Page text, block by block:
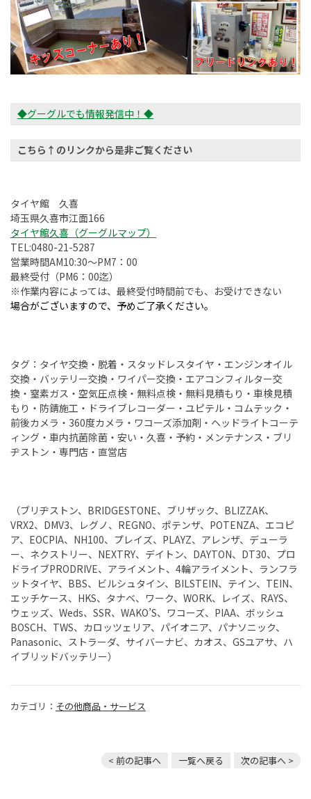
◆グーグルでも情報発信中！◆
こちら↑のリンクから是非ご覧ください
タイヤ館 久喜
埼玉県久喜市江面166
タイヤ館久喜（グーグルマップ）
TEL:0480-21-5287
営業時間AM10:30～PM7：00
最終受付（PM6：00迄）
※作業内容によっては、最終受付時間前でも、お受けできない
場合がございますので、予めご了承ください。
タグ：タイヤ交換・脱着・スタッドレスタイヤ・エンジンオイル
交換・バッテリー交換・ワイパー交換・エアコンフィルター交
換・窒素ガス・空気圧点検・無料点検・無料見積もり・車検見積
もり・防錆施工・ドライブレコーダー・ユピテル・コムテック・
前後カメラ・360度カメラ・ワコーズ添加剤・ヘッドライトコーテ
ィング・車内抗菌除菌・安い・久喜・予約・メンテナンス・ブリ
ヂストン・専門店・直営店
（ブリヂストン、BRIDGESTONE、ブリザック、BLIZZAK、
VRX2、DMV3、レグノ、REGNO、ポテンザ、POTENZA、エコピ
ア、EOCPIA、NH100、プレイズ、PLAYZ、アレンザ、デューラ
ー、ネクストリー、NEXTRY、デイトン、DAYTON、DT30、プロ
ドライブPRODRIVE、アライメント、4輪アライメント、ランフラ
ットタイヤ、BBS、ビルシュタイン、BILSTEIN、テイン、TEIN、
エッチケース、HKS、タナベ、ワーク、WORK、レイズ、RAYS、
ウェッズ、Weds、SSR、WAKO’S、ワコーズ、PIAA、ボッシュ
BOSCH、TWS、カロッツェリア、パイオニア、パナソニック、
Panasonic、ストラーダ、サイバーナビ、カオス、GSユアサ、ハ
イブリッドバッテリー）
カテゴリ： その他商品・サービス
< 前の記事へ 一覧へ戻る 次の記事へ >